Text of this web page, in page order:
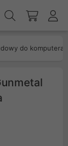
do komputera